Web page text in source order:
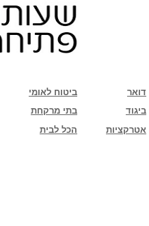
ביטוח לאומי
דואר
בתי מרקחת
ביגוד
הכל לבית אטרקציות